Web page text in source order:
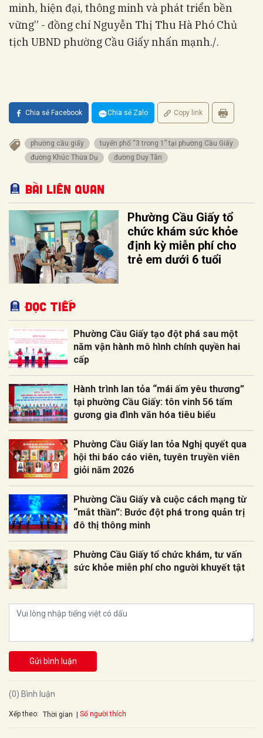
minh, hiện đại, thông minh và phát triển bền
vững” - đồng chí Nguyễn Thị Thu Hà Phó Chủ
tịch UBND phường Cầu Giấy nhấn mạnh./.
Chia sẻ Facebook Chia sẻ Zalo Copy link
phường cầu giấy
tuyến phố “3 trong 1” tại phường Cầu Giấy
đường Khúc Thừa Dụ
đường Duy Tân
Bài liên quan
Phường Cầu Giấy tổ
chức khám sức khỏe
định kỳ miễn phí cho
trẻ em dưới 6 tuổi
Đọc tiếp
Phường Cầu Giấy tạo đột phá sau một
năm vận hành mô hình chính quyền hai
cấp
Hành trình lan tỏa “mái ấm yêu thương”
tại phường Cầu Giấy: tôn vinh 56 tấm
gương gia đình văn hóa tiêu biểu
Phường Cầu Giấy lan tỏa Nghị quyết qua
hội thi báo cáo viên, tuyên truyền viên
giỏi năm 2026
Phường Cầu Giấy và cuộc cách mạng từ
“mắt thần”: Bước đột phá trong quản trị
đô thị thông minh
Phường Cầu Giấy tổ chức khám, tư vấn
sức khỏe miễn phí cho người khuyết tật
Gửi bình luận
(0) Bình luận
Xếp theo: Thời gian Số người thích